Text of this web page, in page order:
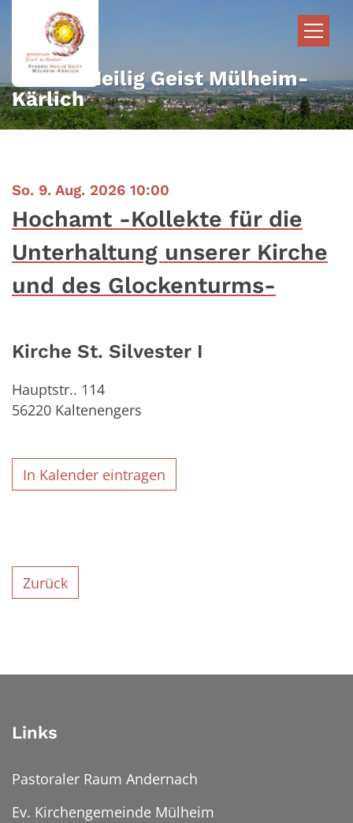
Zum Inhalt springen
Pfarrei Heilig Geist Mülheim-
Kärlich
So. 9. Aug. 2026 10:00
Hochamt -Kollekte für die
Unterhaltung unserer Kirche
und des Glockenturms-
Kirche St. Silvester I
Hauptstr.. 114
56220 Kaltenengers
In Kalender eintragen
Zurück
Links
Pastoraler Raum Andernach
Ev. Kirchengemeinde Mülheim